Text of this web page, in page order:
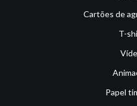
Cartões de
T-
Papel